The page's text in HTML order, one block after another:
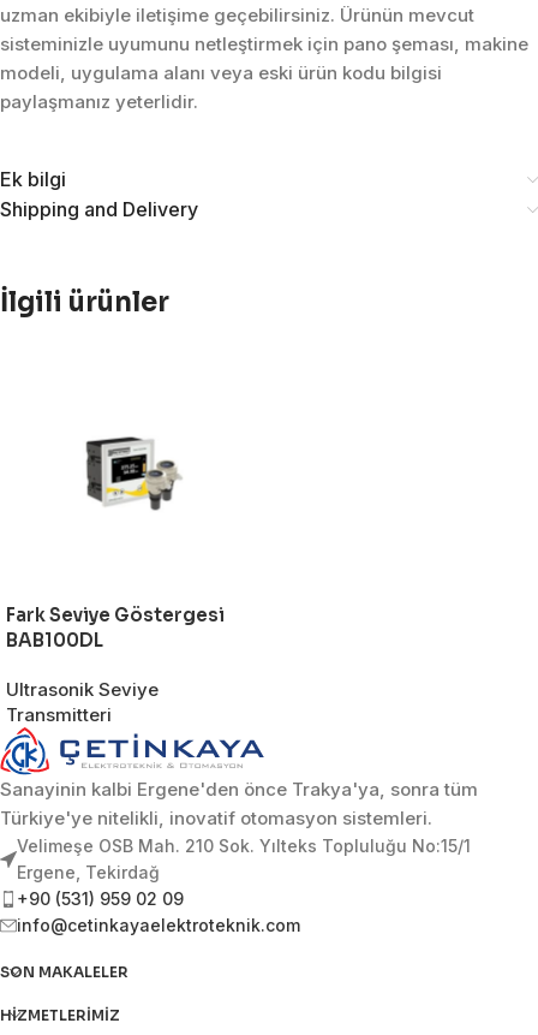
uzman ekibiyle iletişime geçebilirsiniz. Ürünün mevcut
sisteminizle uyumunu netleştirmek için pano şeması, makine
modeli, uygulama alanı veya eski ürün kodu bilgisi
paylaşmanız yeterlidir.
Ek bilgi
Shipping and Delivery
İlgili ürünler
Fark Seviye Göstergesi
BAB100DL
Ultrasonik Seviye
Transmitteri
Sanayinin kalbi Ergene'den önce Trakya'ya, sonra tüm
Türkiye'ye nitelikli, inovatif otomasyon sistemleri.
Velimeşe OSB Mah. 210 Sok. Yılteks Topluluğu No:15/1
Ergene, Tekirdağ
+90 (531) 959 02 09
info@cetinkayaelektroteknik.com
SON MAKALELER
HIZMETLERIMIZ